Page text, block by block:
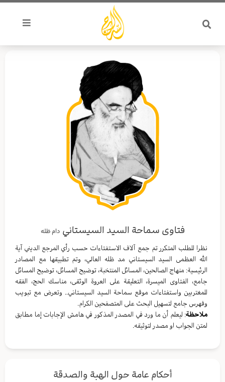
تخطي
المحتوى
فتاوى سماحة السيد السيستاني دام ظله
نظرا للطلب المتكرر تم جمع آلاف الاستفتاءات حسب رأي المرجع الديني آية
الله العظمى السيد السيستاني مد ظله العالي، وتم تطبيقها مع المصادر
الرئيسية: منهاج الصالحين، المسائل المنتخبة، توضيح المسائل، توضيح المسائل
جامع، الفتاوى الميسرة، التعليقة على العروة الوثقى، مناسك الحج، الفقه
للمغتربين واستفتاءات موقع سماحة السيد السيستاني.. وتعرض مع تبويب
وفهرس جامع لتسهيل البحث على المتصفحين الكرام.
ملاحظة: ليعلم أن ما ورد في المصدر المذكور في هامش الإجابات إما مطابق
لمتن الجواب او مصدر لتوثيقه.
أحكام عامة حول الهبة والصدقة